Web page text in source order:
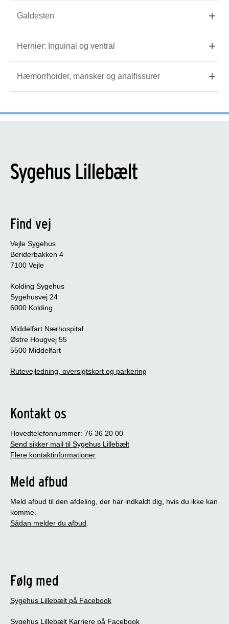
Galdesten
Hernier: Inguinal og ventral
Hæmorrhoider, marisker og analfissurer
Find vej
Vejle Sygehus
Beriderbakken 4
7100 Vejle
Kolding Sygehus
Sygehusvej 24
6000 Kolding
Middelfart Nærhospital
Østre Hougvej 55
5500 Middelfart
Rutevejledning, oversigtskort og parkering
Kontakt os
Hovedtelefonnummer: 76 36 20 00
Send sikker mail til Sygehus Lillebælt
Flere kontaktinformationer
Meld afbud
Meld afbud til den afdeling, der har indkaldt dig, hvis du ikke kan
komme.
Sådan melder du afbud.
Følg med
Sygehus Lillebælt på Facebook
Sygehus Lillebælt Karriere på Facebook